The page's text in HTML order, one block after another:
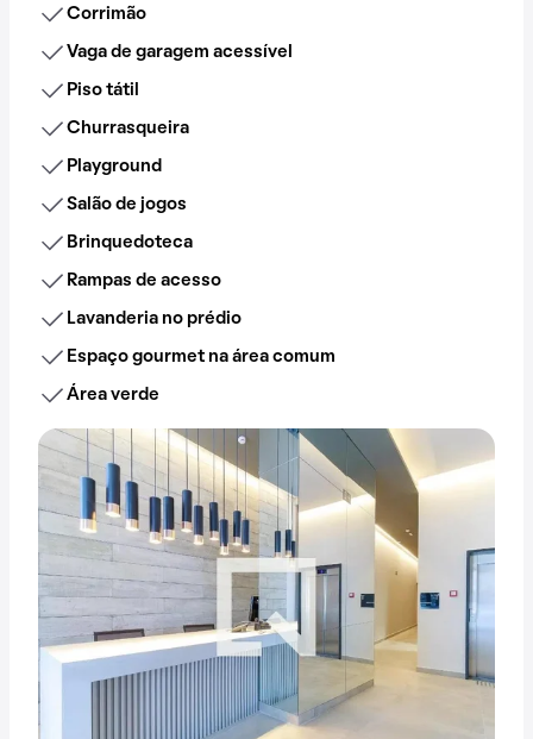
Corrimão
Vaga de garagem acessível
Piso tátil
Churrasqueira
Playground
Salão de jogos
Brinquedoteca
Rampas de acesso
Lavanderia no prédio
Espaço gourmet na área comum
Área verde